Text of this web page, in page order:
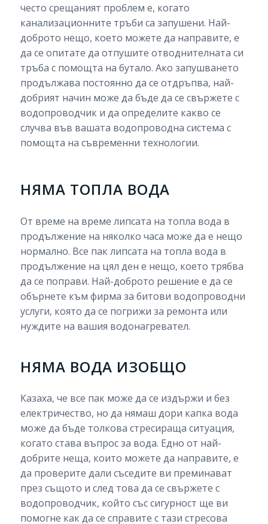
често срещаният проблем е, когато
канализационните тръби са запушени. Най-
доброто нещо, което можете да направите, е
да се опитате да отпушите отводнителната си
тръба с помощта на бутало. Ако запушването
продължава постоянно да се отдръпва, най-
добрият начин може да бъде да се свържете с
водопроводчик и да определите какво се
случва във вашата водопроводна система с
помощта на съвременни технологии.
НЯМА ТОПЛА ВОДА
От време на време липсата на топла вода в
продължение на няколко часа може да е нещо
нормално. Все пак липсата на топла вода в
продължение на цял ден е нещо, което трябва
да се поправи. Най-доброто решение е да се
обърнете към фирма за битови водопроводни
услуги, която да се погрижи за ремонта или
нуждите на вашия водонагревател.
НЯМА ВОДА ИЗОБЩО
Казаха, че все пак може да се издържи и без
електричество, но да нямаш дори капка вода
може да бъде толкова стресираща ситуация,
когато става въпрос за вода. Едно от най-
добрите неща, които можете да направите, е
да проверите дали съседите ви преминават
през същото и след това да се свържете с
водопроводчик, който със сигурност ще ви
помогне как да се справите с тази стресова